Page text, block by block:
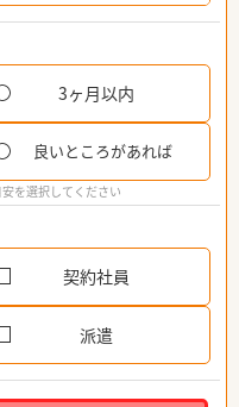
3ヶ月以内
良いところがあれば
を選択してください
契約社員
派遣